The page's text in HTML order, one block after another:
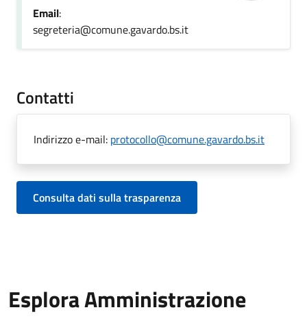
Email:
segreteria@comune.gavardo.bs.it
Contatti
Indirizzo e-mail: protocollo@comune.gavardo.bs.it
Consulta dati sulla trasparenza
Esplora Amministrazione